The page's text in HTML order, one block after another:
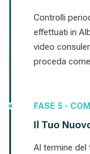
Controlli
effettuati in
video
proceda
FASE 5 -
Il Tuo
Al termine